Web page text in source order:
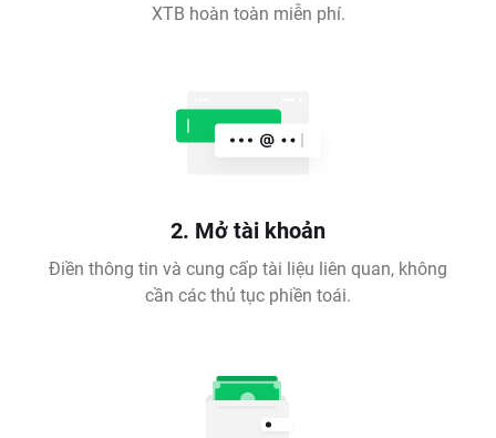
XTB hoàn toàn miễn phí.
2. Mở tài khoản
Điền thông tin và cung cấp tài liệu liên quan, không
cần các thủ tục phiền toái.